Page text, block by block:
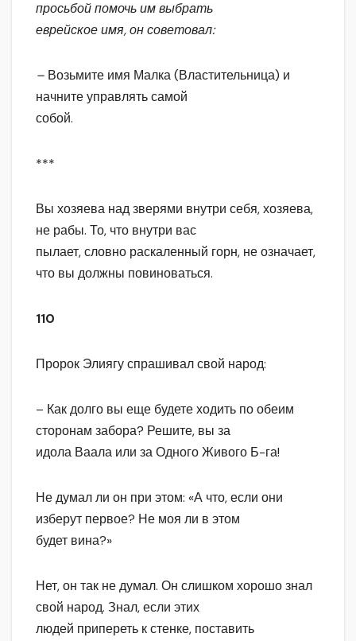
просьбой помочь им выбрать
еврейское имя, он советовал:
– Возьмите имя Малка (Властительница) и
начните управлять самой
собой.
***
Вы хозяева над зверями внутри себя, хозяева,
не рабы. То, что внутри вас
пылает, словно раскаленный горн, не означает,
что вы должны повиноваться.
110
Пророк Элиягу спрашивал свой народ:
– Как долго вы еще будете ходить по обеим
сторонам забора? Решите, вы за
идола Ваала или за Одного Живого Б-га!
Не думал ли он при этом: «А что, если они
изберут первое? Не моя ли в этом
будет вина?»
Нет, он так не думал. Он слишком хорошо знал
свой народ. Знал, если этих
людей припереть к стенке, поставить